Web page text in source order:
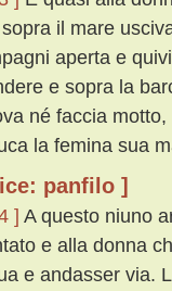
il mare
aperta e
e sopra la
né faccia
la femina sua
panfilo ]
] A questo niuno
e alla donna
e andasser via.